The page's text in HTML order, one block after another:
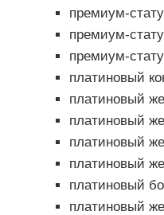
премиум-
премиум-
премиум-
платиновый
платиновый
платиновый
платиновый
платиновый
платиновый
платиновый